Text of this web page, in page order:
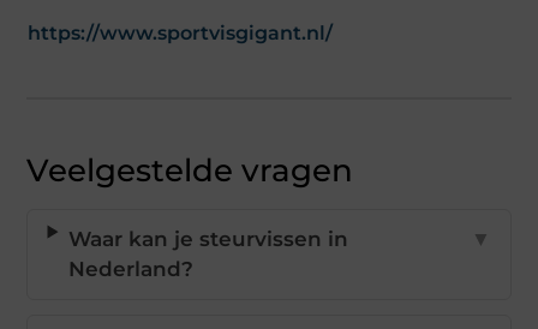
https://www.sportvisgigant.nl/
Veelgestelde vragen
Waar kan je steurvissen in
Nederland?
▼